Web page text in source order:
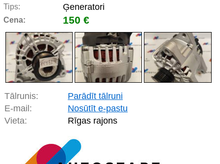
Tips: Ģeneratori
Cena: 150 €
Tālrunis:
Parādīt tālruni
E-mail:
Nosūtīt e-pastu
Vieta:
Rīgas rajons